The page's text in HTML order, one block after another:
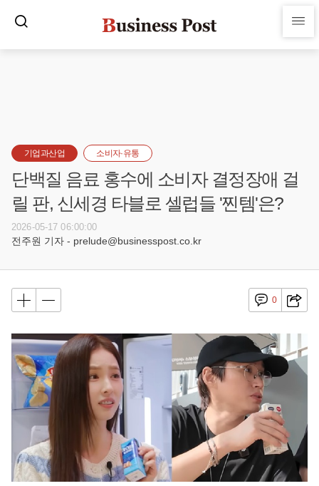
기업과산업 소비자·유통
단백질 음료 홍수에 소비자 결정장애 걸
릴 판, 신세경 타블로 셀럽들 '찐템'은?
2026-05-17 06:00:00
전주원 기자 - prelude@businesspost.co.kr
0